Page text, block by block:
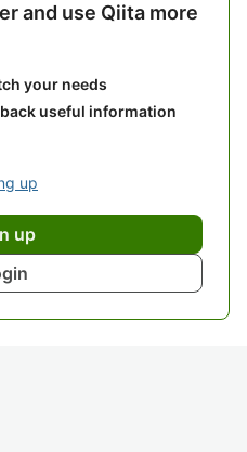
and use Qiita more
your needs
useful information
up
up